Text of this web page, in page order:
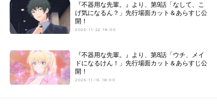
『不器用な先輩。』より、第9話「なして、こ
げ気になるん？」先行場面カット＆あらすじ公
開！
2025-11-22 18:00
『不器用な先輩。』より、第8話「ウチ、メイ
ドになるけん！」先行場面カット＆あらすじ公
開！
2025-11-15 18:00